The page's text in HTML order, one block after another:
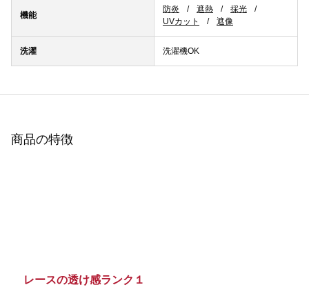
機能
防炎 遮熱
採光
UVカット
遮像
洗濯 洗濯機OK
商品の特徴
レースの透け感ランク１